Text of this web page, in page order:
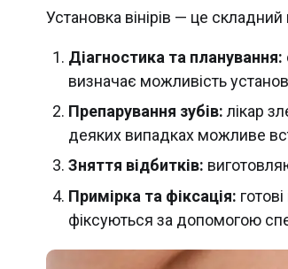
Установка вінірів — це
Діагностика та планування:
визначає можливість
Препарування зубів:лікар
деяких випадках можливе
Зняття відбитків:
Примірка та фіксація:
фіксуються за допомогою